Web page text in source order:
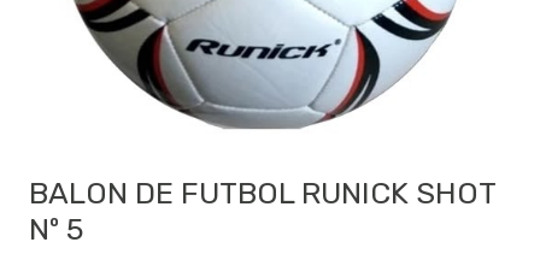
BALON DE FUTBOL RUNICK SHOT
Nº 5